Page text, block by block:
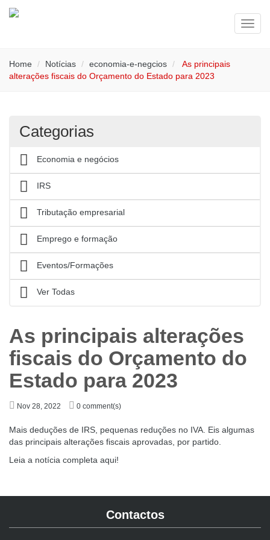
Home Notícias economia-e-negcios
As principais
alterações fiscais do Orçamento do Estado para 2023
Categorias
Economia e negócios
IRS
Tributação empresarial
Emprego e formação
Eventos/Formações
Ver Todas
As principais alterações
fiscais do Orçamento do
Estado para 2023
Nov 28, 2022 0 comment(s)
Mais deduções de IRS, pequenas reduções no IVA. Eis algumas
das principais alterações fiscais aprovadas, por partido.
Leia a notícia completa aqui!
Contactos